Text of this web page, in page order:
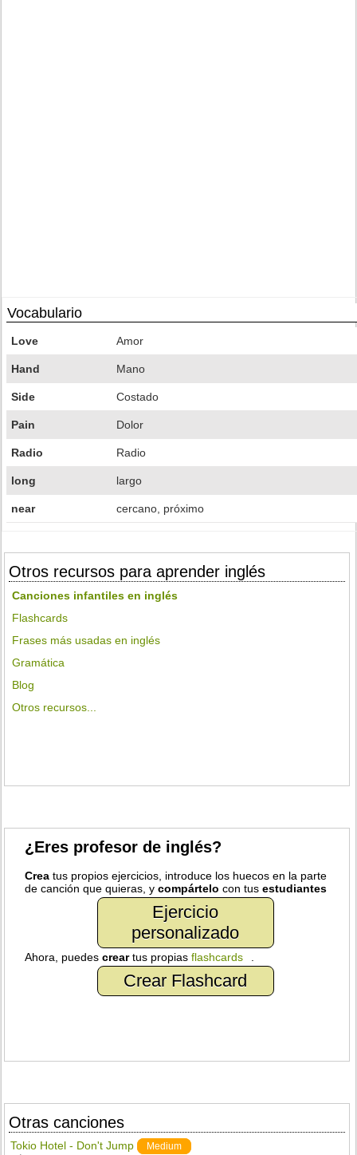
Vocabulario
Love Amor
Hand Mano
Side Costado
Pain Dolor
Radio Radio
long largo
near cercano, próximo
Otros recursos para aprender inglés
Canciones infantiles en inglés
Flashcards
Frases más usadas en inglés
Gramática
Blog
Otros recursos...
¿Eres profesor de inglés?
Crea tus propios ejercicios, introduce los huecos en la parte
de canción que quieras, ycompártelo con tusestudiantes
Ejercicio
personalizado
Ahora, puedescreartus propiasflashcards
Crear Flashcard
Otras canciones
Tokio Hotel - Don't Jump Medium